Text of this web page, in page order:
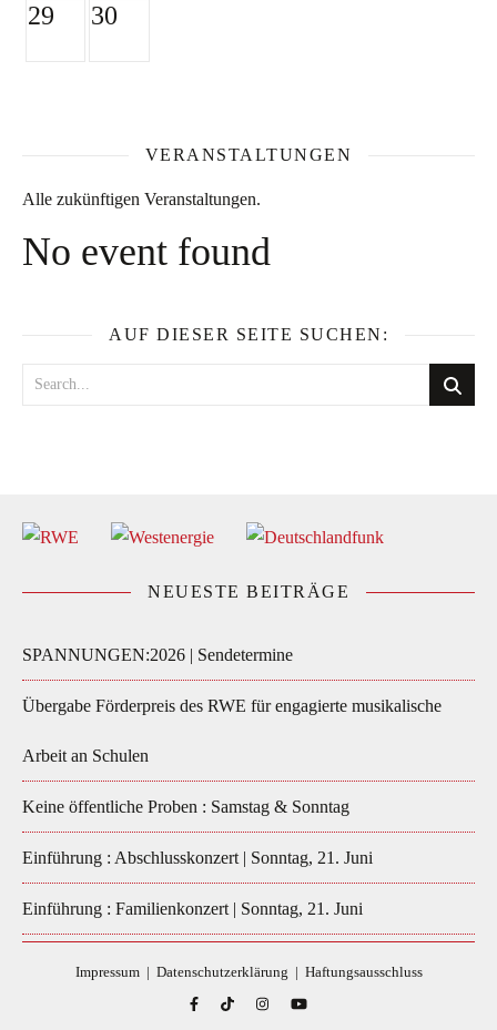
29 30
VERANSTALTUNGEN
Alle zukünftigen Veranstaltungen.
No event found
AUF DIESER SEITE SUCHEN:
NEUESTE BEITRÄGE
SPANNUNGEN:2026 | Sendetermine
Übergabe Förderpreis des RWE für engagierte musikalische
Arbeit an Schulen
Keine öffentliche Proben : Samstag & Sonntag
Einführung : Abschlusskonzert | Sonntag, 21. Juni
Einführung : Familienkonzert | Sonntag, 21. Juni
Impressum| Datenschutzerklärung | Haftungsausschluss